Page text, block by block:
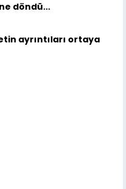
döndü...
ayrıntıları ortaya